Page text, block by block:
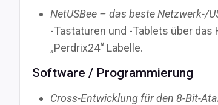
NetUSBee – das beste Netzwerk-/
-Tastaturen und -Tablets über das
„Perdrix24“ Labelle.
Software / Programmierung
Cross-Entwicklung für den 8-Bit-